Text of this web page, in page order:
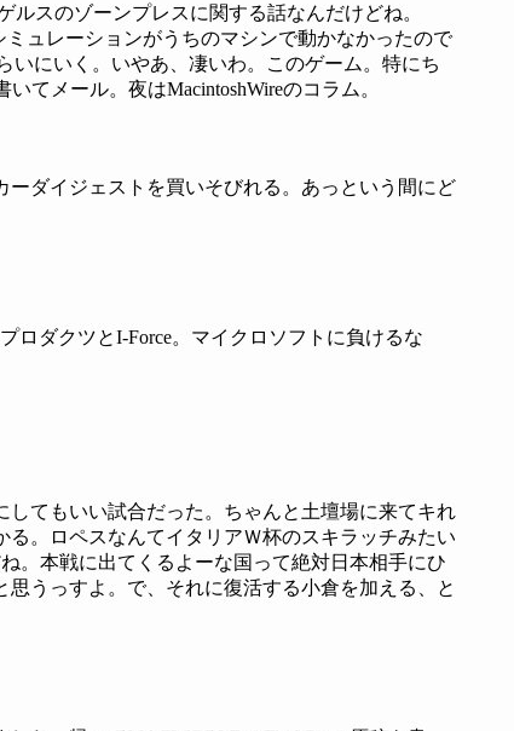
スのゾーンプレスに関する話なんだけどね。
ュレーションがうちのマシンで動かなかったので
いにいく。いやあ、凄いわ。このゲーム。特にち
てメール。夜はMacintoshWireのコラム。
ダイジェストを買いそびれる。あっという間にど
ダクツとI-Force。マイクロソフトに負けるな
てもいい試合だった。ちゃんと土壇場に来てキれ
。ロペスなんてイタリアＷ杯のスキラッチみたい
。本戦に出てくるよーな国って絶対日本相手にひ
うっすよ。で、それに復活する小倉を加える、と